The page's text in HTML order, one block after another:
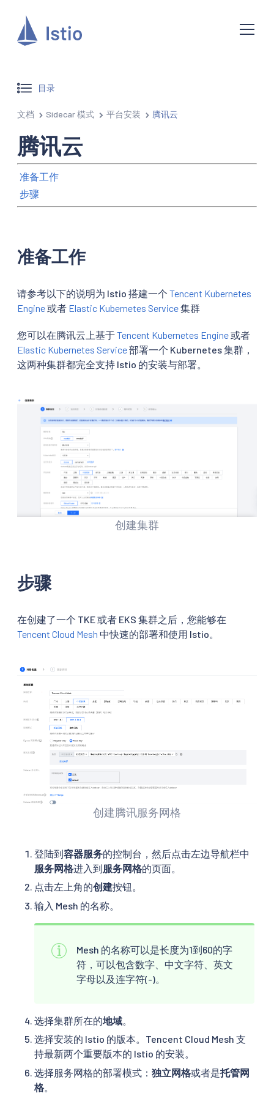
目录
文档 Sidecar 模式 平台安装 腾讯云
腾讯云
准备工作
步骤
准备工作
请参考以下的说明为 Istio 搭建一个 Tencent Kubernetes
Engine或者 Elastic Kubernetes Service集群
您可以在腾讯云上基于Tencent Kubernetes Engine或者
Elastic Kubernetes Service部署一个 Kubernetes 集群，
这两种集群都完全支持 Istio 的安装与部署。
创建集群
步骤
在创建了一个 TKE 或者 EKS 集群之后，您能够在
Tencent Cloud Mesh 中快速的部署和使用 Istio。
创建腾讯服务网格
登陆到容器服务的控制台，然后点击左边导航栏中
服务网格进入到服务网格的页面。
点击左上角的创建按钮。
输入 Mesh 的名称。
Mesh 的名称可以是长度为1到60的字
符，可以包含数字、中文字符、英文
字母以及连字符(-)。
选择集群所在的地域。
选择安装的 Istio 的版本。Tencent Cloud Mesh 支
持最新两个重要版本的 Istio 的安装。
选择服务网格的部署模式： 独立网格或者是托管网
格